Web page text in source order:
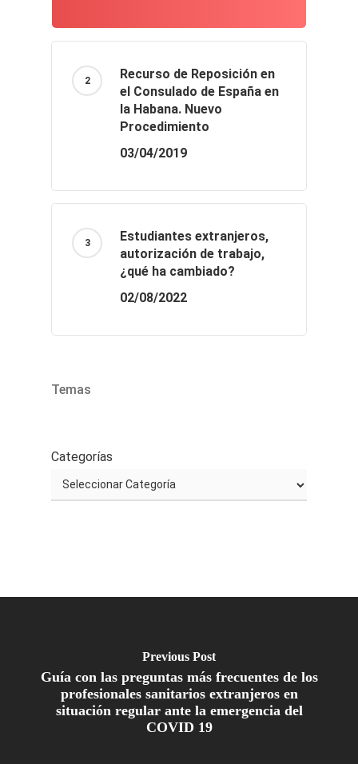
Recurso de Reposición en
el Consulado de España en
la Habana. Nuevo
Procedimiento
03/04/2019
Estudiantes extranjeros,
autorización de trabajo,
¿qué ha cambiado?
02/08/2022
Temas
Categorías
Previous Post
Guía con las preguntas más frecuentes de los
profesionales sanitarios extranjeros en
situación regular ante la emergencia del
COVID 19